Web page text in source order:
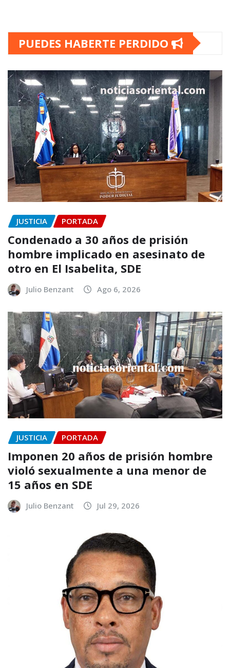
PUEDES HABERTE PERDIDO
JUSTICIA PORTADA
Condenado a 30 años de prisión
hombre implicado en asesinato de
otro en El Isabelita, SDE
Julio Benzant Ago 6, 2026
JUSTICIA PORTADA
Imponen 20 años de prisión hombre
violó sexualmente a una menor de
15 años en SDE
Julio Benzant Jul 29, 2026